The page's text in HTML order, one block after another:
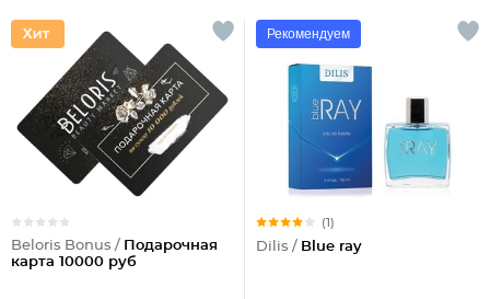
Beloris Bonus / Подарочная
карта 10000 руб
Рекомендуем
(1)
Dilis / Blue ray